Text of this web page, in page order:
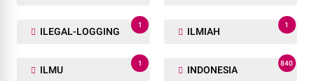
ILEGAL-LOGGING
1
ILMIAH
1
ILMU
1
INDONESIA
840